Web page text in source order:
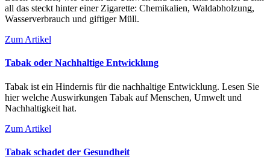
all das steckt hinter einer Zigarette: Chemikalien, Waldabholzung,
Wasserverbrauch und giftiger Müll.
Zum Artikel
Tabak oder Nachhaltige Entwicklung
Tabak ist ein Hindernis für die nachhaltige Entwicklung. Lesen Sie
hier welche Auswirkungen Tabak auf Menschen, Umwelt und
Nachhaltigkeit hat.
Zum Artikel
Tabak schadet der Gesundheit